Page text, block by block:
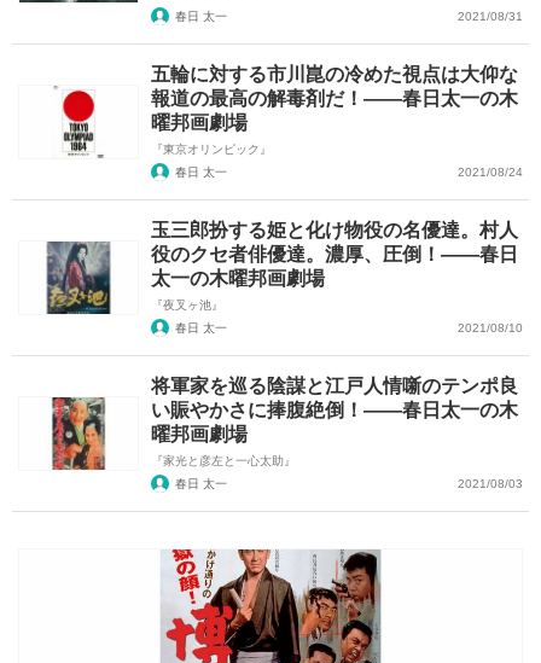
春日 太一
2021/08/31
五輪に対する市川崑の冷めた視点は大仰な
報道の最高の解毒剤だ！――春日太一の木
曜邦画劇場
『東京オリンピック』
春日 太一
2021/08/24
玉三郎扮する姫と化け物役の名優達。村人
役のクセ者俳優達。濃厚、圧倒！――春日
太一の木曜邦画劇場
『夜叉ヶ池』
春日 太一
2021/08/10
将軍家を巡る陰謀と江戸人情噺のテンポ良
い賑やかさに捧腹絶倒！――春日太一の木
曜邦画劇場
『家光と彦左と一心太助』
春日 太一
2021/08/03